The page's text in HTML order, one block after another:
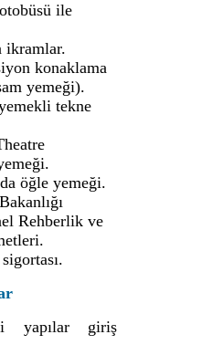
ile
ikramlar.
konaklama
yemeği).
tekne
öğle yemeği.
Rehberlik ve
yapılar giriş